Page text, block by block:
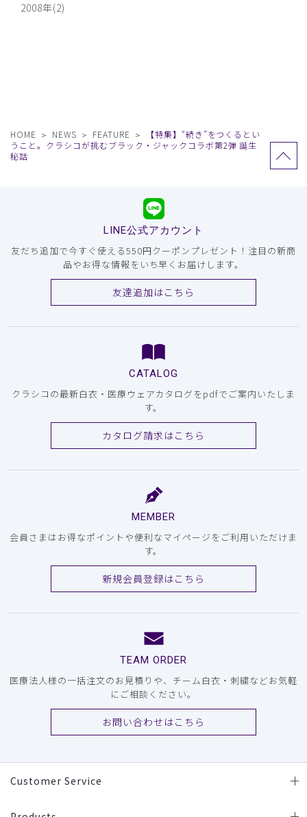
2008年(2)
HOME NEWS FEATURE
【特集】“続き”をつくるとい
うこと。クラシコが挑むブラック・ジャックコラボ第2弾 誕生
秘話
LINE公式アカウント
友だち追加で今すぐ使える550円クーポンプレゼント！注目の新商
品やお得な情報をいち早くお届けします。
友達追加はこちら
CATALOG
クラシコの最新白衣・医療ウェアカタログをpdfでご案内いたしま
す。
カタログ請求はこちら
MEMBER
会員さまはお得なポイントや便利なマイページをご利用いただけま
す。
新規会員登録はこちら
TEAM ORDER
医療法人様の一括注文のお見積りや、チーム白衣・刺繍などお気軽
にご相談ください。
お問い合わせはこちら
Customer Service